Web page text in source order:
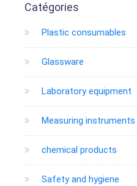
Catégories
Plastic consumables
Glassware
Laboratory equipment
Measuring instruments
chemical products
Safety and hygiene